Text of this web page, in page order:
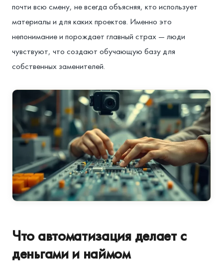
почти всю смену, не всегда объясняя, кто использует
материалы и для каких проектов. Именно это
непонимание и порождает главный страх — люди
чувствуют, что создают обучающую базу для
собственных заменителей.
Что автоматизация делает с
деньгами и наймом